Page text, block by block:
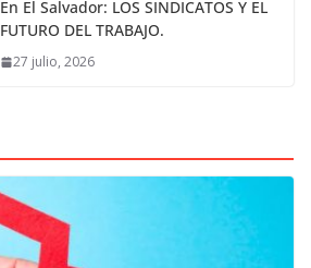
En El Salvador: LOS SINDICATOS Y EL
FUTURO DEL TRABAJO.
27 julio, 2026